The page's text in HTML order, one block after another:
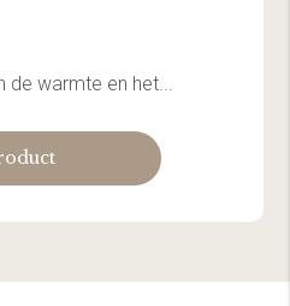
de warmte en het...